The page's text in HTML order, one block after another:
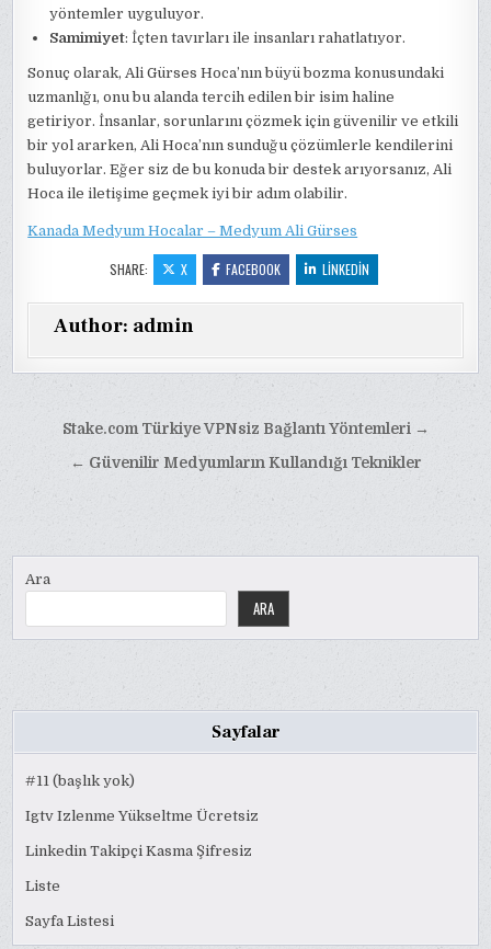
yöntemler uyguluyor.
Samimiyet: İçten tavırları ile insanları rahatlatıyor.
Sonuç olarak, Ali Gürses Hoca’nın büyü bozma konusundaki
uzmanlığı, onu bu alanda tercih edilen bir isim haline
getiriyor. İnsanlar, sorunlarını çözmek için güvenilir ve etkili
bir yol ararken, Ali Hoca’nın sunduğu çözümlerle kendilerini
buluyorlar. Eğer siz de bu konuda bir destek arıyorsanız, Ali
Hoca ile iletişime geçmek iyi bir adım olabilir.
Kanada Medyum Hocalar – Medyum Ali Gürses
SHARE: X FACEBOOK LINKEDIN
Author: admin
Yazı
gezinmesi
Stake.com Türkiye VPNsiz Bağlantı Yöntemleri →
← Güvenilir Medyumların Kullandığı Teknikler
Ara
ARA
Sayfalar
#11 (başlık yok)
Igtv Izlenme Yükseltme Ücretsiz
Linkedin Takipçi Kasma Şifresiz
Liste
Sayfa Listesi